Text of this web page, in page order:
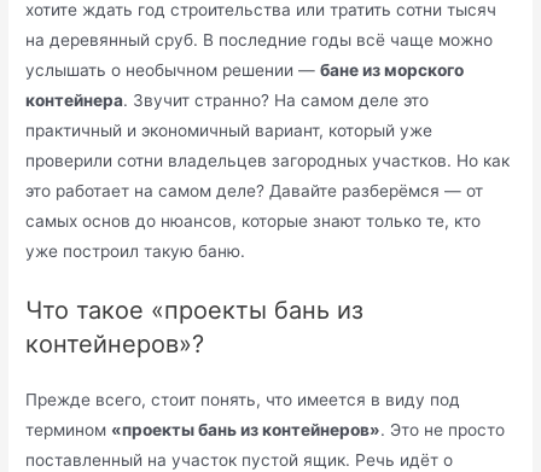
хотите ждать год строительства или тратить сотни тысяч
на деревянный сруб. В последние годы всё чаще можно
услышать о необычном решении —бане из морского
контейнера. Звучит странно? На самом деле это
практичный и экономичный вариант, который уже
проверили сотни владельцев загородных участков. Но как
это работает на самом деле? Давайте разберёмся — от
самых основ до нюансов, которые знают только те, кто
уже построил такую баню.
Что такое «проекты бань из
контейнеров»?
Прежде всего, стоит понять, что имеется в виду под
термином «проекты бань из контейнеров». Это не просто
поставленный на участок пустой ящик. Речь идёт о